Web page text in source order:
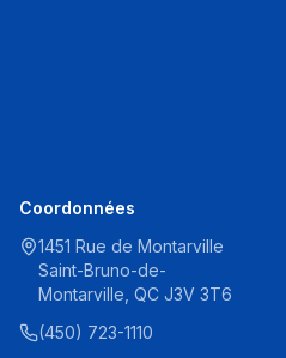
Coordonnées
1451 Rue de Montarville
Saint-Bruno-de-
Montarville, QC J3V 3T6
(450) 723-1110